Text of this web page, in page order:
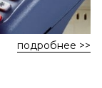
подробнее >>